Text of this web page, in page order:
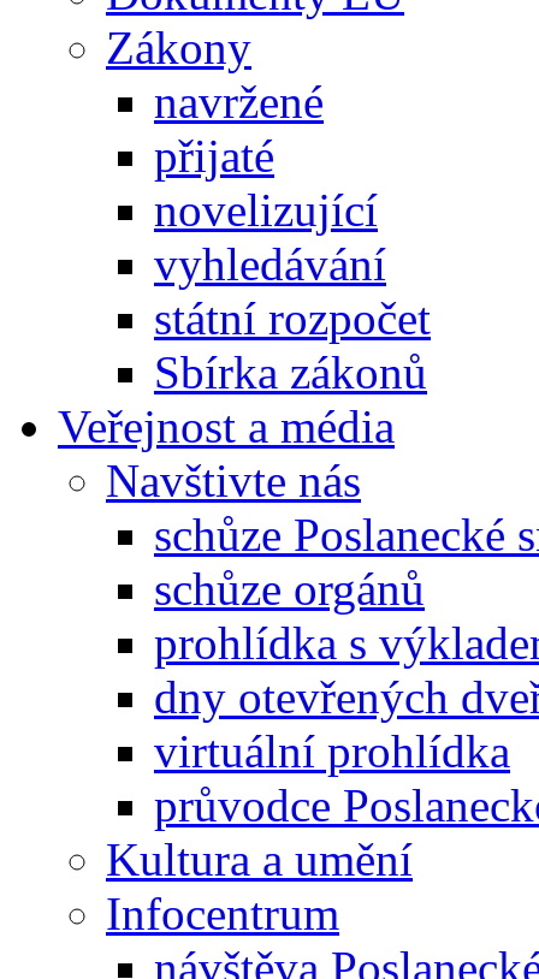
Zákony
navržené
přijaté
novelizující
vyhledávání
státní rozpočet
Sbírka zákonů
Veřejnost a média
Navštivte nás
schůze Poslanecké
schůze orgánů
prohlídka s
dny otevřených
virtuální prohlídka
průvodce
Kultura a umění
Infocentrum
návštěva